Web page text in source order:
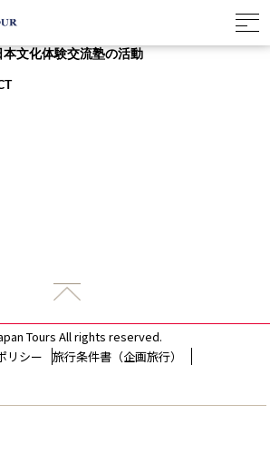
文化体験交流塾の活動
Tours All rights reserved.
リシー
旅行条件書（企画旅行）